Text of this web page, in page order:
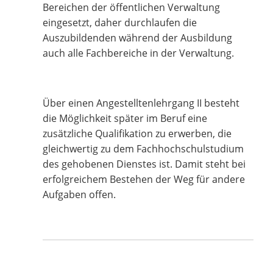
Bereichen der öffentlichen Verwaltung
eingesetzt, daher durchlaufen die
Auszubildenden während der Ausbildung
auch alle Fachbereiche in der Verwaltung.
Über einen Angestelltenlehrgang II besteht
die Möglichkeit später im Beruf eine
zusätzliche Qualifikation zu erwerben, die
gleichwertig zu dem Fachhochschulstudium
des gehobenen Dienstes ist. Damit steht bei
erfolgreichem Bestehen der Weg für andere
Aufgaben offen.